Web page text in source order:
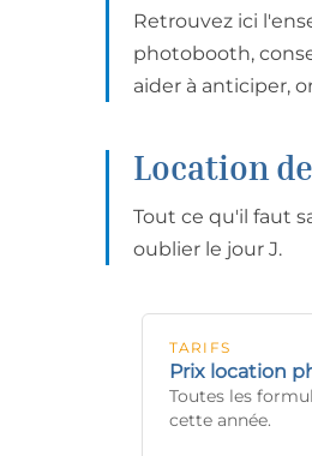
Retrouvez ici
photobooth,
aider à anticiper,
Location
Tout ce qu'il faut
oublier le jour J.
TARIFS
Prix location
Toutes les
cette année.